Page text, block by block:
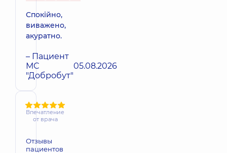
Спокійно,
виважено,
акуратно.
– Пациент
МС
"Добробут"
05.08.2026
Впечатление
от врача
Отзывы
пациентов